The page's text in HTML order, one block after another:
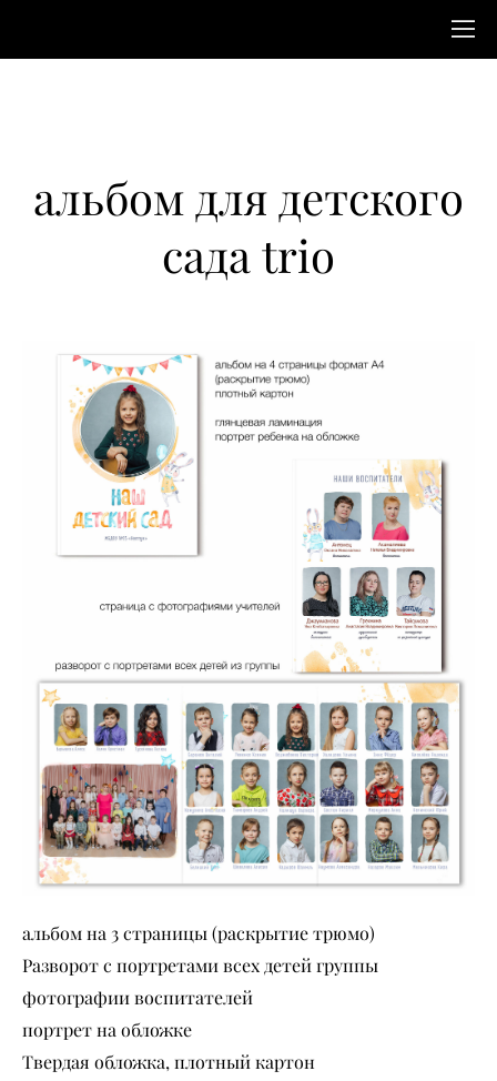
альбом для детского
сада trio
альбом на 3 страницы (раскрытие трюмо)
Разворот с портретами всех детей группы
фотографии воспитателей
портрет на обложке
Твердая обложка, плотный картон